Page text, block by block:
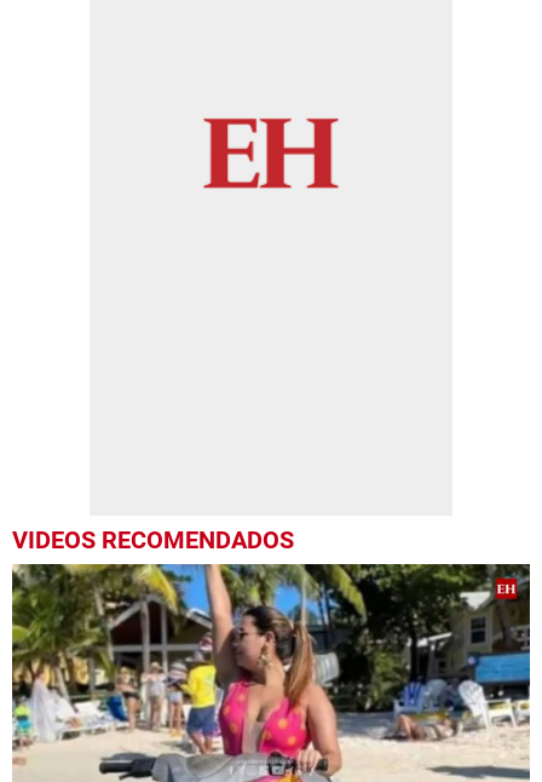
VIDEOS RECOMENDADOS